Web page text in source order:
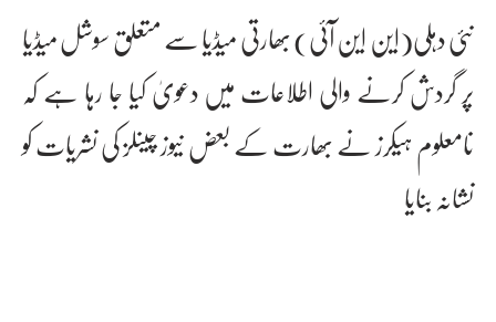
نئی دہلی(این این آئی) بھارتی میڈیا سے متعلق سوشل میڈیا
پر گردش کرنے والی اطلاعات میں دعویٰ کیا جا رہا ہے کہ
نامعلوم ہیکرز نے بھارت کے بعض نیوز چینلز کی نشریات کو
نشانہ بنایا